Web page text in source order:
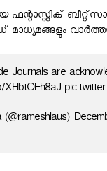
ഫന്റാസ്റ്റിക്
Journals are